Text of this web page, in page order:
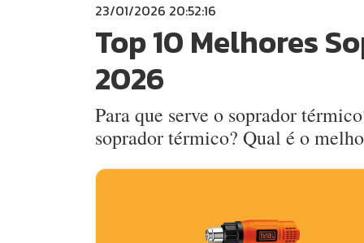
23/01/2026 20:52:16
Top 10 Melhores
2026
Para que serve o soprador
soprador térmico? Qual é o